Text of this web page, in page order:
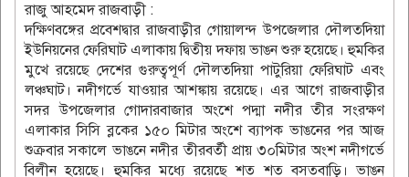
রাজু আহমেদ রাজবাড়ী :
দক্ষিণবঙ্গের প্রবেশদ্বার রাজবাড়ীর গোয়ালন্দ উপজেলার দৌলতদিয়া
ইউনিয়নের ফেরিঘাট এলাকায় দ্বিতীয় দফায় ভাঙন শুরু হয়েছে। হুমকির
মুখে রয়েছে দেশের গুরুত্বপূর্ণ দৌলতদিয়া পাটুরিয়া ফেরিঘাট এবং
লঞ্চঘাট। নদীগর্ভে যাওয়ার আশঙ্কায় রয়েছে। এর আগে রাজবাড়ীর
সদর উপজেলার গোদারবাজার অংশে পদ্মা নদীর তীর সংরক্ষণ
এলাকার সিসি ব্লকের ১৫০ মিটার অংশে ব্যাপক ভাঙনের পর আজ
শুক্রবার সকালে ভাঙনে নদীর তীরবর্তী প্রায় ৩০মিটার অংশ নদীগর্ভে
বিলীন হয়েছে। হুমকির মধ্যে রয়েছে শত শত বসতবাড়ি। ভাঙন